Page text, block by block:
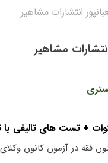
انتشارات مشاهیر
مشاهیر
+ تست های تالیفی با
فقه در آزمون کانون